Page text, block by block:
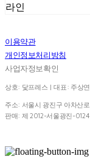
라인
이용약관
개인정보처리방침
사업자정보확인
상호: 닻프레스 | 대표: 주상
주소: 서울시 광진구 아차산
판매: 제 2012-서울광진-